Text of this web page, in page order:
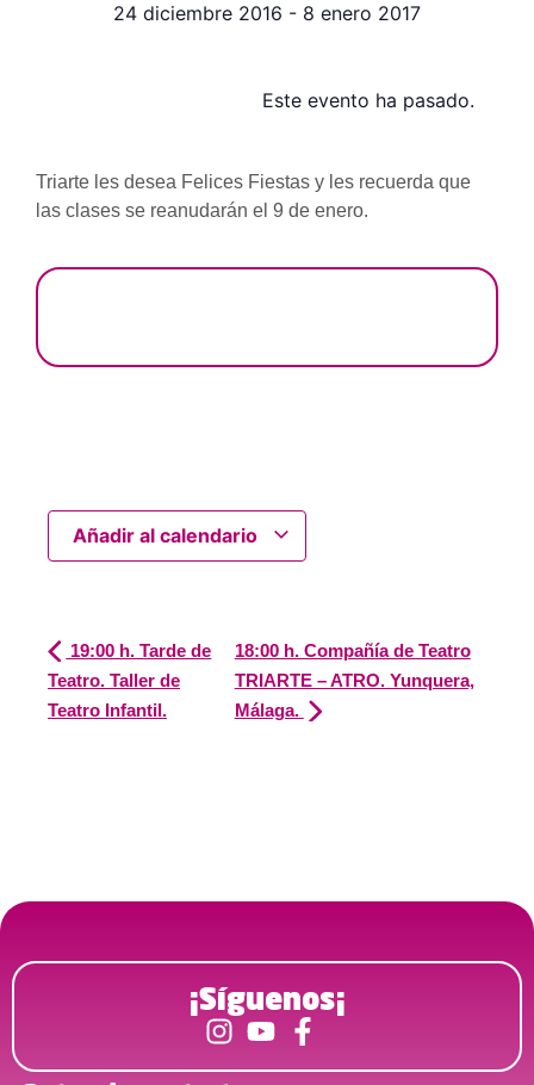
24 diciembre 2016 - 8 enero 2017
Este evento ha pasado.
Triarte les desea Felices Fiestas y les recuerda que
las clases se reanudarán el 9 de enero.
Añadir al calendario
19:00 h. Tarde de
Teatro. Taller de
Teatro Infantil.
18:00 h. Compañía de Teatro
TRIARTE – ATRO. Yunquera,
Málaga.
¡Síguenos¡